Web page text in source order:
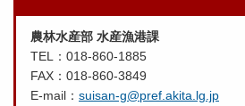
農林水産部 水産漁港課
TEL：018-860-1885
FAX：018-860-3849
E-mail： suisan-g@pref.akita.lg.jp